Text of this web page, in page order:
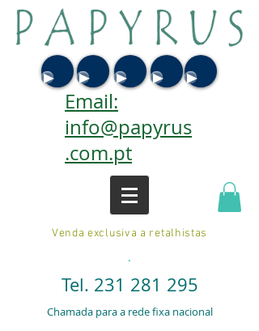
Email:
info@papyrus
.com.pt
Venda exclusiva a retalhistas
.
Tel. 231 281 295
Chamada para a rede fixa nacional